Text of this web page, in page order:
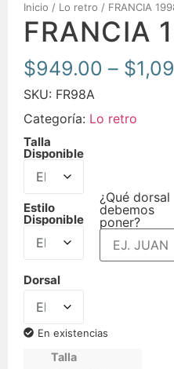
Inicio / Lo retro / FRANCIA
FRANCIA
$949.00 – $
SKU: FR98A
Categoría: Lo retro
Talla
Disponible
Estilo
Disponible
Dorsal
¿Qué dorsal
debemos
poner?
En existencias
Talla